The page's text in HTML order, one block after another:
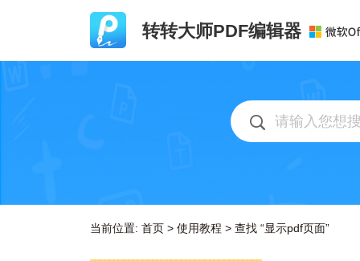
转转大师PDF编辑器
当前位置: 首页 > 使用教程 > 查找 “显示pdf页面”